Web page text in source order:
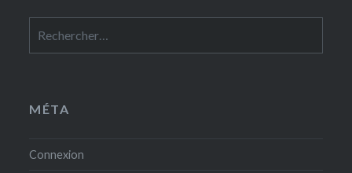
MÉTA
Connexion